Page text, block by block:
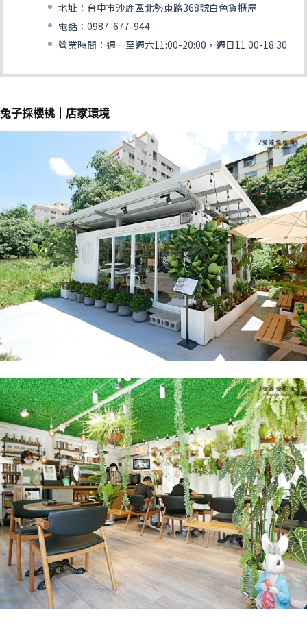
地址：台中市沙鹿區北勢東路368號白色貨櫃屋
電話：0987-677-944
營業時間：週一至週六11:00-20:00，週日11:00-18:30
兔子採櫻桃｜店家環境